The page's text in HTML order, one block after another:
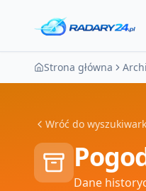
Strona główna
Wróć do
Dane